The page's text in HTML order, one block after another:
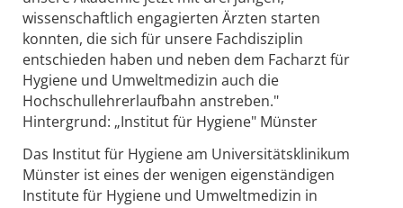
wissenschaftlich engagierten Ärzten starten
konnten, die sich für unsere Fachdisziplin
entschieden haben und neben dem Facharzt für
Hygiene und Umweltmedizin auch die
Hochschullehrerlaufbahn anstreben."
Hintergrund: „Institut für Hygiene" Münster
Das Institut für Hygiene am Universitätsklinikum
Münster ist eines der wenigen eigenständigen
Institute für Hygiene und Umweltmedizin in